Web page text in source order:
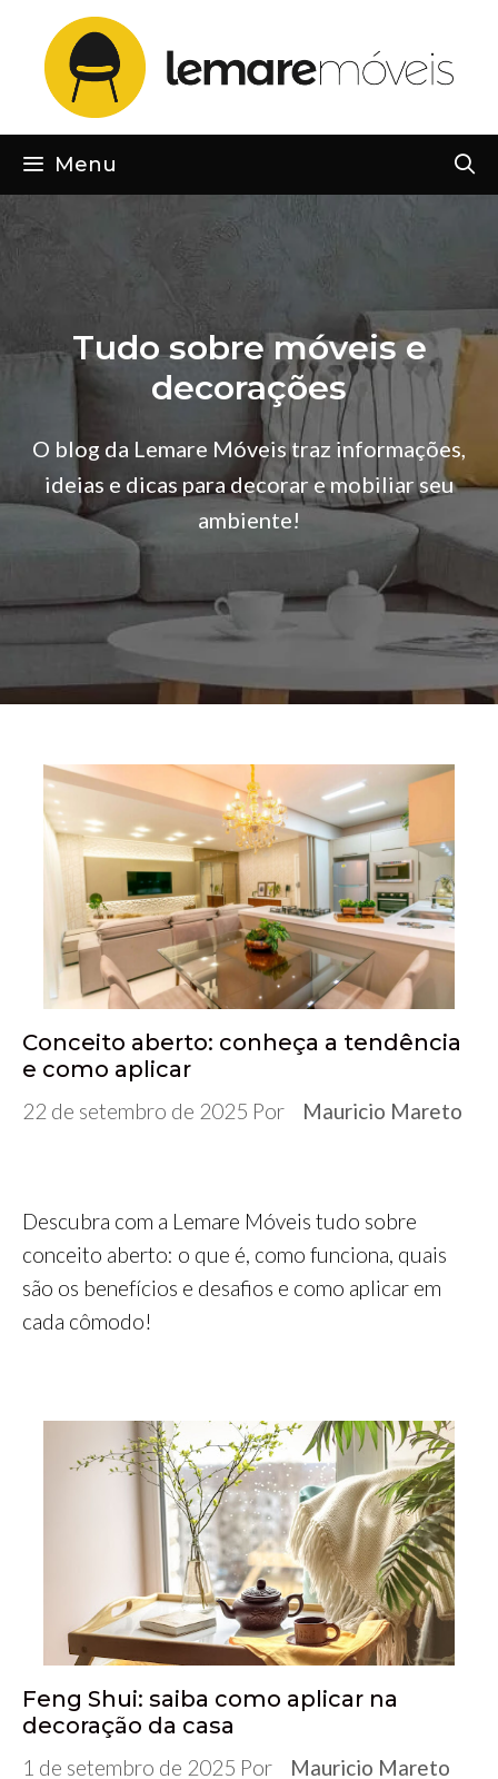
conteúdo
Menu
Tudo sobre móveis e
decorações
O blog da Lemare Móveis traz informações,
ideias e dicas para decorar e mobiliar seu
ambiente!
Conceito aberto: conheça a tendência
e como aplicar
22 de setembro de 2025 Por Mauricio Mareto
Descubra com a Lemare Móveis tudo sobre
conceito aberto: o que é, como funciona, quais
são os benefícios e desafios e como aplicar em
cada cômodo!
Feng Shui: saiba como aplicar na
decoração da casa
1 de setembro de 2025 Por Mauricio Mareto